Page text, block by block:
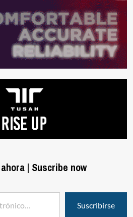
| Suscribe now
Suscribirse